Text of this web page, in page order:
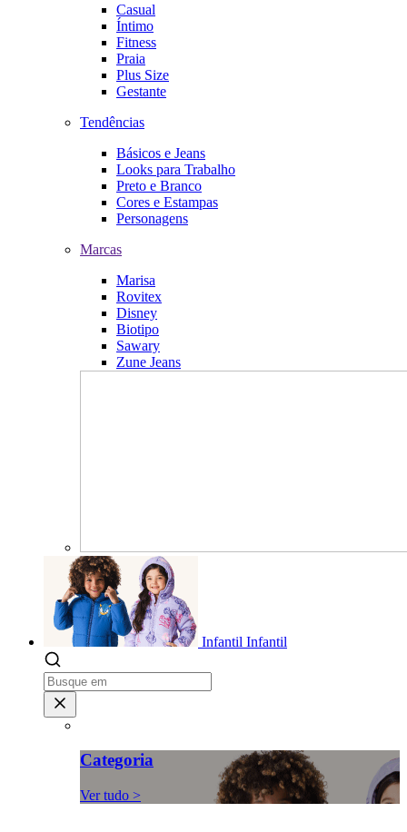
Casual
Íntimo
Fitness
Praia
Plus Size
Gestante
Tendências
Básicos e Jeans
Looks para Trabalho
Preto e Branco
Cores e Estampas
Personagens
Marcas
Marisa
Rovitex
Disney
Biotipo
Sawary
Zune Jeans
Infantil Infantil
Categoria
Ver tudo >